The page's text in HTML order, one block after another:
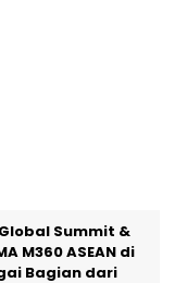
Global Summit &
M360 ASEAN di
Bagian dari